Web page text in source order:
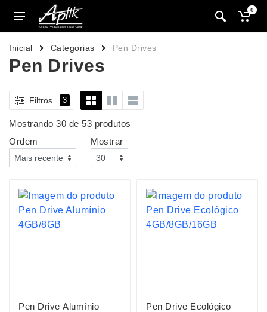
0
Inicial Categorias Pen Drives
Pen Drives
Filtros 3
Mostrando 30 de 53 produtos
Ordem
Mostrar
Pen Drive Alumínio
Pen Drive Ecológico